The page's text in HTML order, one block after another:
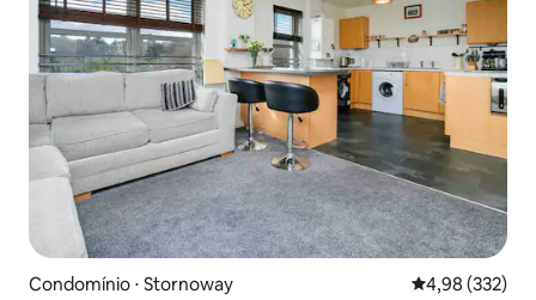
Condomínio ⋅ Stornoway 4,98 de uma
4,98 (332)